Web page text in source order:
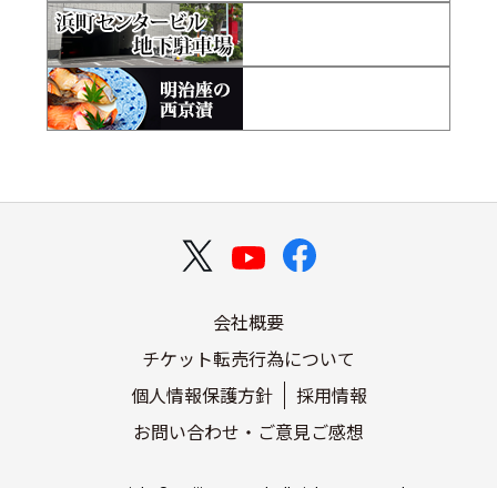
会社概要
チケット転売行為について
個人情報保護方針
採用情報
お問い合わせ・ご意見ご感想